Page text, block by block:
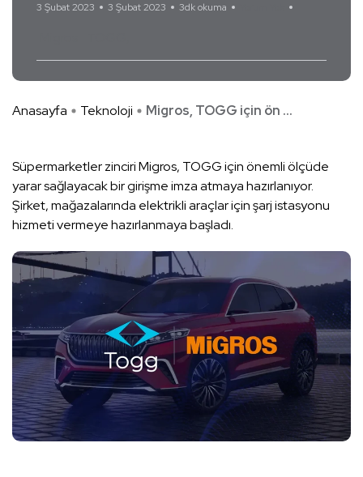
3 Şubat 2023 3 Şubat 2023 3dk okuma
Anasayfa Teknoloji Migros, TOGG için ön ...
Süpermarketler zinciri Migros, TOGG için önemli ölçüde
yarar sağlayacak bir girişme imza atmaya hazırlanıyor.
Şirket, mağazalarında elektrikli araçlar için şarj istasyonu
hizmeti vermeye hazırlanmaya başladı.